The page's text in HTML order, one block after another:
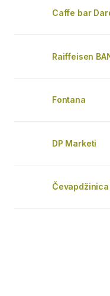
Caffe bar
Raiffeisen
Fontana
DP Marketi
Čevapdžinica